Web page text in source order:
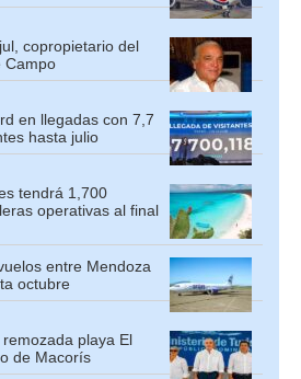
copropietario del
Campo
en llegadas con 7,7
hasta julio
tendrá 1,700
operativas al final
entre Mendoza
octubre
playa El
de Macorís